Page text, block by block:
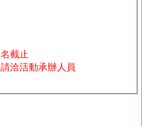
截止
洽活動承辦人員